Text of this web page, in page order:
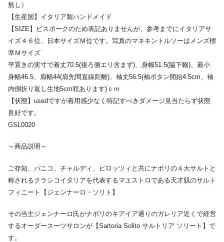
無し）
【生産国】イタリア製ハンドメイド
【SIZE】ビスポークのため表記ありませんが、参考までにイタリアサ
イズ４６位、日本サイズＭ位です。写真のマネキントルソーはメンズ標
準Ｍサイズ
平置きの実寸で着丈70.5(後ろ側エリ含まず)、身幅51.5(脇下幅)、最小
身幅46.5、肩幅44(肩先間直線距離)、袖丈56.5(袖ボタン開始4.5cm、袖
内側折り返し生地5cm程あります)ｃｍ
【状態】usedですが着用感少なく特記すべきダメージ見当たらず状態
良好です。
GSL0020
～商品説明～
ご存知、パニコ、チャルディ、ピロッツィと共にナポリの４大サルトと
称されるクラシコイタリアを代表するマエストロである天才肌のサルト
フィニート【ジェンナーロ・ソリト】
その当主ジェンナーロ氏がナポリのキアイア通りのガレリア近くで経営
するオーダースーツサロンが【Sartoria Solito サルトリア ソリート】で
す。